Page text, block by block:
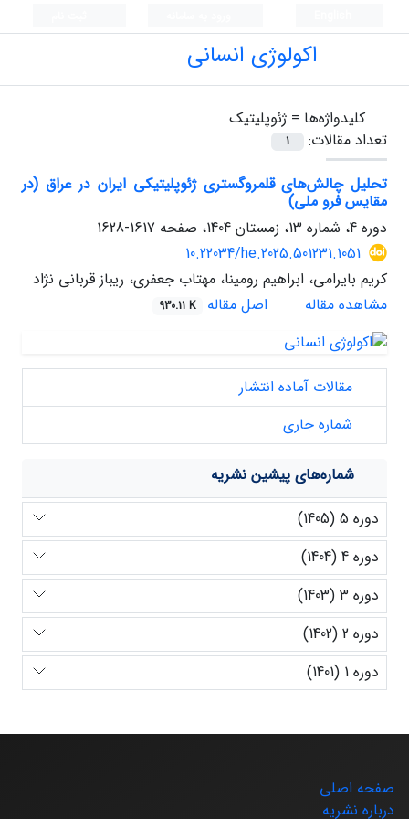
اکولوژی انسانی
کلیدواژه‌ها = ژئوپلیتیک
تعداد مقالات:
1
تحلیل چالش‌های قلمروگستری ژئوپلیتیکی ایران در عراق (در
مقایس فرو ملی)
دوره 4، شماره 13، زمستان 1404، صفحه
1617-1628
10.22034/he.2025.501231.1051
کریم بایرامی، ابراهیم رومینا، مهتاب جعفری، ریباز قربانی نژاد
مشاهده مقاله
اصل مقاله 930.11 K
مقالات آماده انتشار
شماره جاری
شماره‌های پیشین نشریه
دوره 5 (1405)
دوره 4 (1404)
دوره 3 (1403)
دوره 2 (1402)
دوره 1 (1401)
صفحه اصلی
درباره نشریه